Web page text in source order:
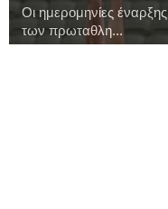
Οι ημερομηνίες έναρξης
των πρωταθλη...